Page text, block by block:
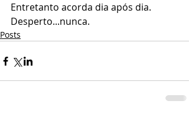
Entretanto acorda dia após dia.
Desperto...nunca.
Posts